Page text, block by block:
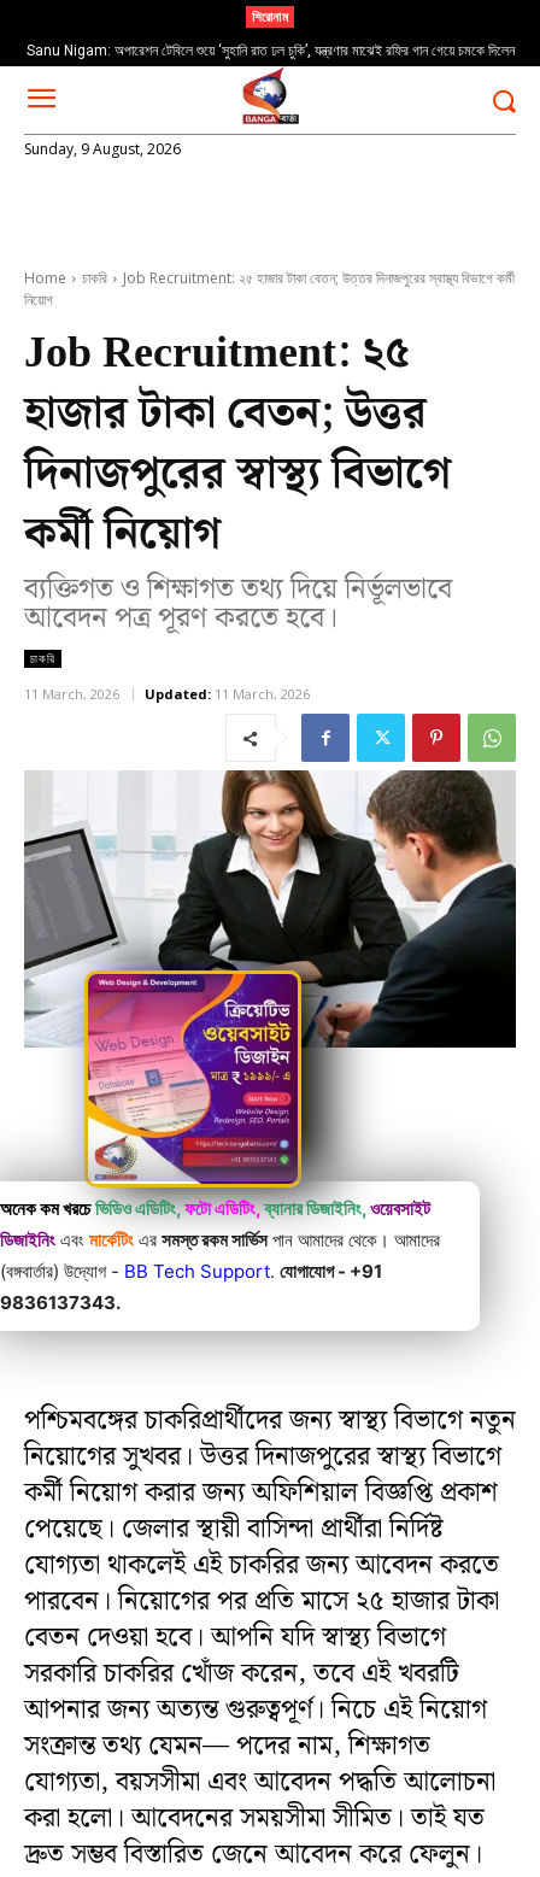
শিরোনাম
Sanu Nigam: অপারেশন টেবিলে শুয়ে ‘সুহানি রাত ঢল চুকি’, যন্ত্রণার মাঝেই রফির গান গেয়ে চমকে দিলেন
সোনু
Milk Price: “দুধ না খেলে হবে না ভালো ছেলে”; বাড়ছে দুধের দাম
Sunday, 9 August, 2026
Home চাকরি
Job Recruitment: ২৫ হাজার টাকা বেতন; উত্তর দিনাজপুরের স্বাস্থ্য বিভাগে কর্মী
নিয়োগ
Job Recruitment: ২৫
হাজার টাকা বেতন; উত্তর
দিনাজপুরের স্বাস্থ্য বিভাগে
কর্মী নিয়োগ
ব্যক্তিগত ও শিক্ষাগত তথ্য দিয়ে নির্ভূলভাবে
আবেদন পত্র পূরণ করতে হবে।
চাকরি
11 March, 2026 Updated: 11 March, 2026
অনেক কম খরচে ভিডিও এডিটিং,ফটো এডিটিং,ব্যানার ডিজাইনিং,ওয়েবসাইট
ডিজাইনিং এবং মার্কেটিং এর সমস্ত রকম সার্ভিসপান আমাদের থেকে। আমাদের
(বঙ্গবার্তার) উদ্যোগ - BB Tech Support. যোগাযোগ - +91
9836137343.
পশ্চিমবঙ্গের চাকরিপ্রার্থীদের জন্য স্বাস্থ্য বিভাগে নতুন
নিয়োগের সুখবর। উত্তর দিনাজপুরের স্বাস্থ্য বিভাগে
কর্মী নিয়োগ করার জন্য অফিশিয়াল বিজ্ঞপ্তি প্রকাশ
পেয়েছে। জেলার স্থায়ী বাসিন্দা প্রার্থীরা নির্দিষ্ট
যোগ্যতা থাকলেই এই চাকরির জন্য আবেদন করতে
পারবেন। নিয়োগের পর প্রতি মাসে ২৫ হাজার টাকা
বেতন দেওয়া হবে। আপনি যদি স্বাস্থ্য বিভাগে
সরকারি চাকরির খোঁজ করেন, তবে এই খবরটি
আপনার জন্য অত্যন্ত গুরুত্বপূর্ণ। নিচে এই নিয়োগ
সংক্রান্ত তথ্য যেমন— পদের নাম, শিক্ষাগত
যোগ্যতা, বয়সসীমা এবং আবেদন পদ্ধতি আলোচনা
করা হলো। আবেদনের সময়সীমা সীমিত। তাই যত
দ্রুত সম্ভব বিস্তারিত জেনে আবেদন করে ফেলুন।